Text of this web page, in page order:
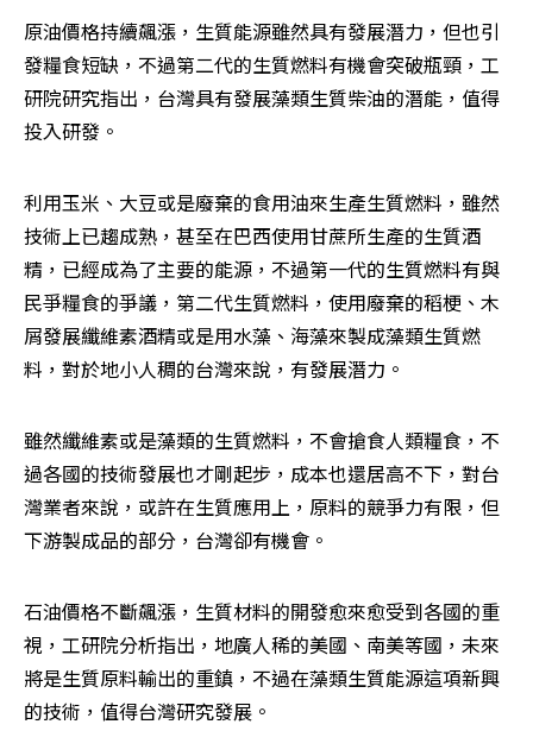
原油價格持續飆漲，生質能源雖然具有發展潛力，但也引
發糧食短缺，不過第二代的生質燃料有機會突破瓶頸，工
研院研究指出，台灣具有發展藻類生質柴油的潛能，值得
投入研發。
利用玉米、大豆或是廢棄的食用油來生產生質燃料，雖然
技術上已趨成熟，甚至在巴西使用甘蔗所生產的生質酒
精，已經成為了主要的能源，不過第一代的生質燃料有與
民爭糧食的爭議，第二代生質燃料，使用廢棄的稻梗、木
屑發展纖維素酒精或是用水藻、海藻來製成藻類生質燃
料，對於地小人稠的台灣來說，有發展潛力。
雖然纖維素或是藻類的生質燃料，不會搶食人類糧食，不
過各國的技術發展也才剛起步，成本也還居高不下，對台
灣業者來說，或許在生質應用上，原料的競爭力有限，但
下游製成品的部分，台灣卻有機會。
石油價格不斷飆漲，生質材料的開發愈來愈受到各國的重
視，工研院分析指出，地廣人稀的美國、南美等國，未來
將是生質原料輸出的重鎮，不過在藻類生質能源這項新興
的技術，值得台灣研究發展。